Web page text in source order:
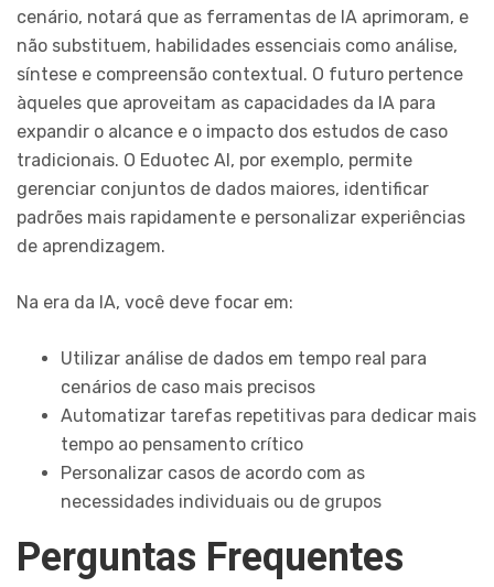
cenário, notará que as ferramentas de IA aprimoram, e
não substituem, habilidades essenciais como análise,
síntese e compreensão contextual. O futuro pertence
àqueles que aproveitam as capacidades da IA para
expandir o alcance e o impacto dos estudos de caso
tradicionais. O Eduotec AI, por exemplo, permite
gerenciar conjuntos de dados maiores, identificar
padrões mais rapidamente e personalizar experiências
de aprendizagem.
Na era da IA, você deve focar em:
Utilizar análise de dados em tempo real para
cenários de caso mais precisos
Automatizar tarefas repetitivas para dedicar mais
tempo ao pensamento crítico
Personalizar casos de acordo com as
necessidades individuais ou de grupos
Perguntas Frequentes